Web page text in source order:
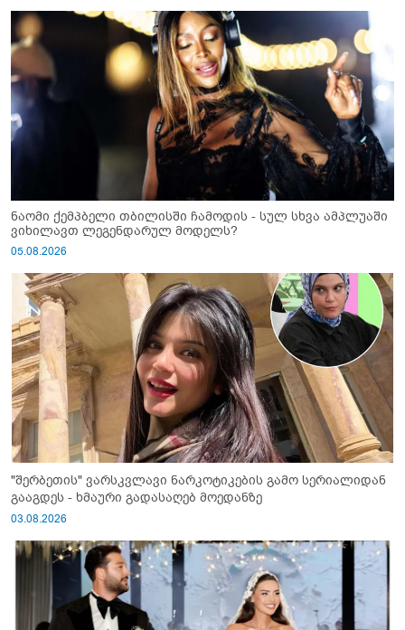
ნაომი ქემპბელი თბილისში ჩამოდის - სულ სხვა ამპლუაში
ვიხილავთ ლეგენდარულ მოდელს?
05.08.2026
"შერბეთის" ვარსკვლავი ნარკოტიკების გამო სერიალიდან
გააგდეს - ხმაური გადასაღებ მოედანზე
03.08.2026